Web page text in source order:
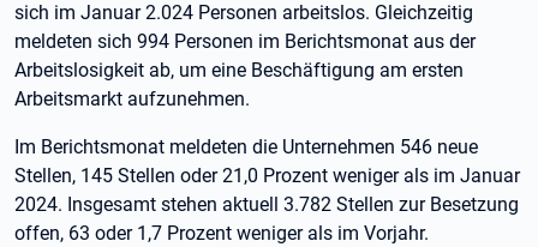
sich im Januar 2.024 Personen arbeitslos. Gleichzeitig
meldeten sich 994 Personen im Berichtsmonat aus der
Arbeitslosigkeit ab, um eine Beschäftigung am ersten
Arbeitsmarkt aufzunehmen.
Im Berichtsmonat meldeten die Unternehmen 546 neue
Stellen, 145 Stellen oder 21,0 Prozent weniger als im Januar
2024. Insgesamt stehen aktuell 3.782 Stellen zur Besetzung
offen, 63 oder 1,7 Prozent weniger als im Vorjahr.